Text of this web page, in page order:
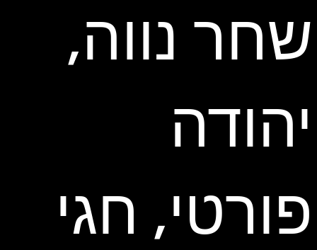
שחר נווה,
יהודה
פורטי, חגי